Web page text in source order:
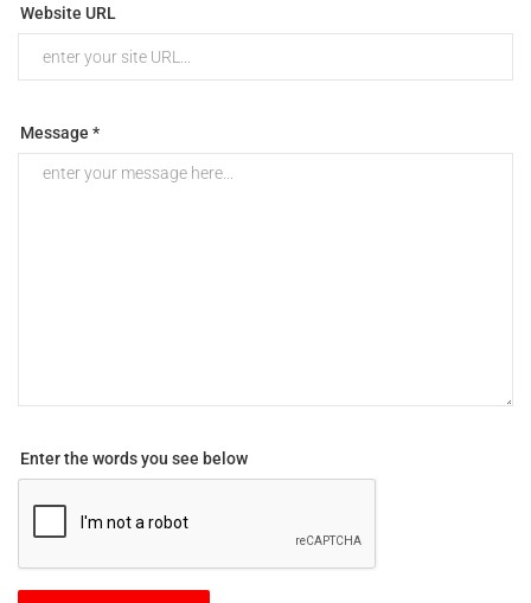
Website URL
Message *
Enter the words you see below